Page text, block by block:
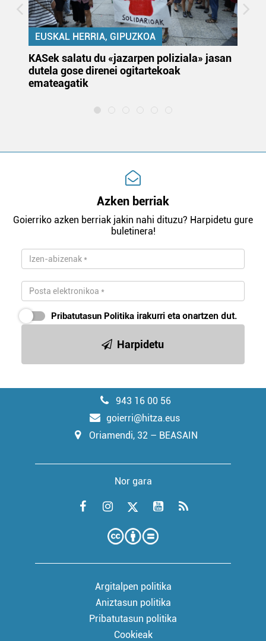
EUSKAL HERRIA, GIPUZKOA
KASek salatu du «jazarpen poliziala» jasan
dutela gose direnei ogitartekoak
emateagatik
Azken berriak
Goierriko azken berriak jakin nahi dituzu? Harpidetu gure
buletinera!
Pribatutasun Politika irakurri eta onartzen dut.
Harpidetu
943 16 00 56
goierri@hitza.eus
Oriamendi, 32 – BEASAIN
Nor gara
Argitalpen politika
Aniztasun politika
Pribatutasun politika
Cookieak